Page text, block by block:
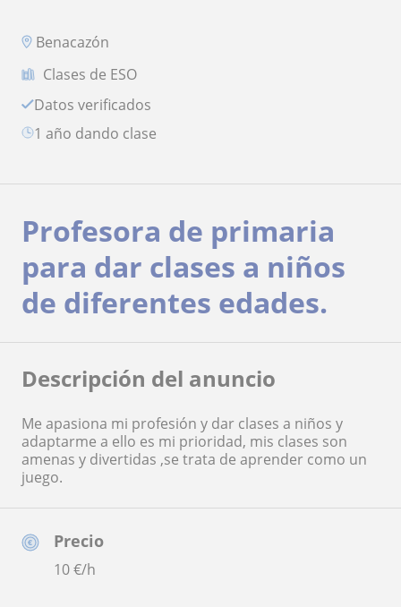
Benacazón
Clases de ESO
Datos verificados
1 año dando clase
Precio
10€/h
Profesora de primaria
para dar clases a niños
de diferentes edades.
Descripción del anuncio
Me apasiona mi profesión y dar clases a niños y
adaptarme a ello es mi prioridad, mis clases son
amenas y divertidas ,se trata de aprender como un
juego.